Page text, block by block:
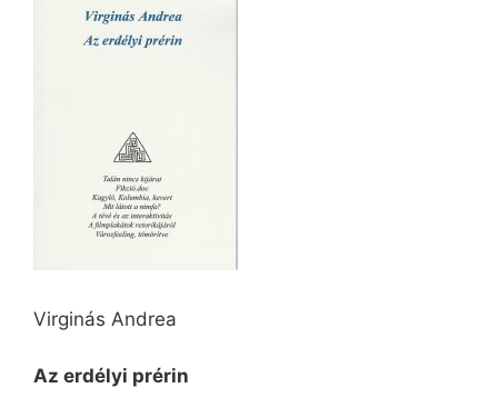
Virginás Andrea
Az erdélyi prérin